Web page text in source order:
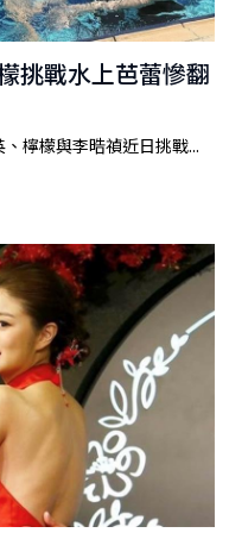
挑戰水上芭蕾慘翻
檸檬與李晧禎近日挑戰...